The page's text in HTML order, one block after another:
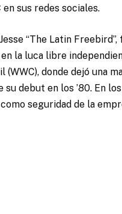
en sus redes sociales.
“The Latin Freebird”,
la luca libre
donde dejó una
debut en los ’80. En
seguridad de la